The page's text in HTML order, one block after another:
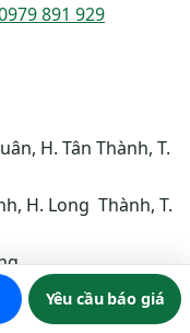
891 929
H. Tân Thành, T.
H. Long Thành, T.
Thới, Quận Ô Môn,
Yêu cầu báo giá